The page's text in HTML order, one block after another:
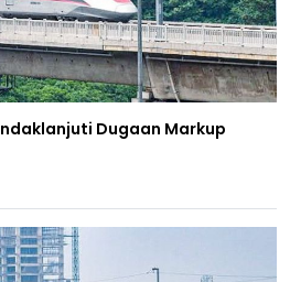
Dugaan Markup